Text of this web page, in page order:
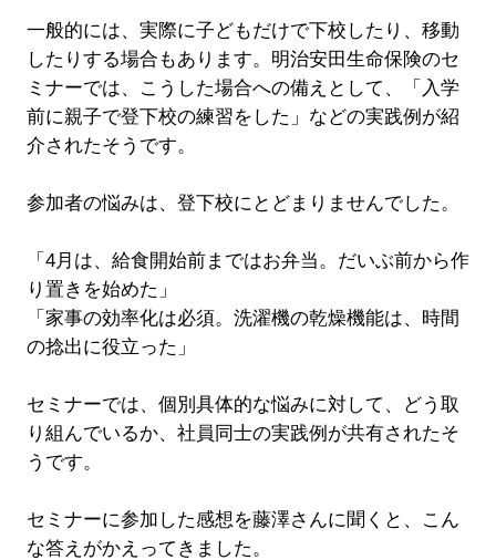
一般的には、実際に子どもだけで下校したり、移動
したりする場合もあります。明治安田生命保険のセ
ミナーでは、こうした場合への備えとして、「入学
前に親子で登下校の練習をした」などの実践例が紹
介されたそうです。
参加者の悩みは、登下校にとどまりませんでした。
「4月は、給食開始前まではお弁当。だいぶ前から作
り置きを始めた」
「家事の効率化は必須。洗濯機の乾燥機能は、時間
の捻出に役立った」
セミナーでは、個別具体的な悩みに対して、どう取
り組んでいるか、社員同士の実践例が共有されたそ
うです。
セミナーに参加した感想を藤澤さんに聞くと、こん
な答えがかえってきました。